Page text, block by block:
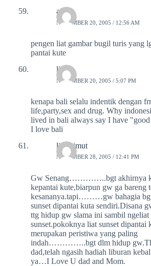
aiai
NOVEMBER 20, 2005 / 12:56 AM
pengen liat gambar bugil turis yang
pantai kute
lia
NOVEMBER 20, 2005 / 5:07 PM
kenapa bali selalu indentik dengan
life,party,sex and drug. Why
lived in bali always say I have
I love bali
lisna imut
NOVEMBER 28, 2005 / 12:41 PM
Gw Senang…………..bgt akhirnya
kepantai kute,biarpun gw ga bareng
kesananya.tapi………gw bahagia
sunset dipantai kuta sendiri.Disana
ttg hidup gw slama ini sambil ngeliat
sunset.pokoknya liat sunset dipantai
merupakan peristiwa yang paling
indah…………..bgt dlm hidup
dad,telah ngasih hadiah liburan
ya…I Love U dad and Mom.